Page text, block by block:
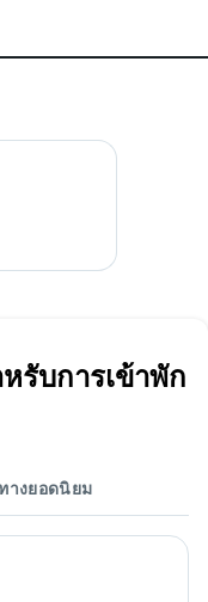
รับการเข้าพัก
างยอดนิยม